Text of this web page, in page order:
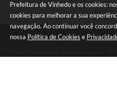
Prefeitura de Vinhedo e os cookies:
cookies para melhorar a sua
navegação. Ao continuar você
nossa Política de Cookies e
Telefone: (19)
Endereço: Rua João Corazzari,